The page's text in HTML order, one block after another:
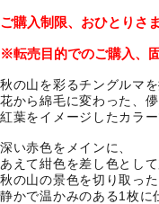
ご購入制限、おひとりさま
※転売目的でのご購入、
秋の山を彩るチングルマを
花から綿毛に変わった、儚
紅葉をイメージしたカラー
深い赤色をメインに、
あえて紺色を差し色として
秋の山の景色を切り取った
静かで温かみのある1枚に